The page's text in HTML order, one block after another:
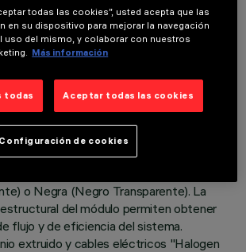
suspensión Stand Alone con nodo sensor
extruido con tapas de cierre en zama.
CRI90 con emisión directa (Down) e
Low Output (LO) con emisión a
(L≤3000cd/m²) adecuado para
de vídeo (UGR<19). Óptica Space
o Negra (Negro Transparente). La
del módulo permiten obtener
flujo y de eficiencia del sistema.
extruido y cables eléctricos "Halogen
todas las cookies”, usted acepta que las
en su dispositivo para mejorar la navegación
uso del mismo, y colaborar con nuestros
Más información
todas Aceptar todas las cookies
Configuración de cookies